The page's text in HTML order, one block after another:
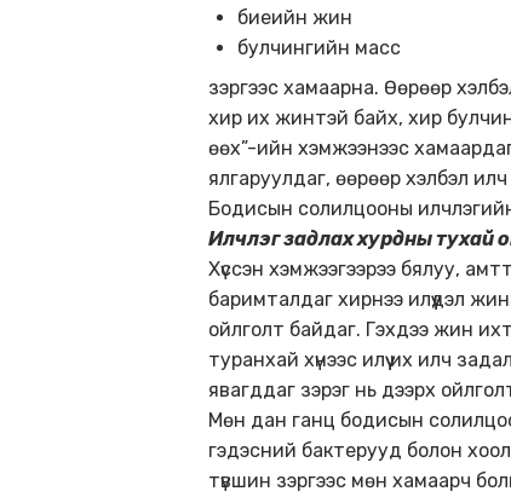
биеийн жин
булчингийн масс
зэргээс хамаарна. Өөрөөр
хир их жинтэй байх, хир
өөх”-ийн хэмжээнээс
ялгаруулдаг, өөрөөр хэлбэл
Бодисын солилцооны
Илчлэг задлах хурдны тухай
Хүссэн хэмжээгээрээ бялуу,
баримталдаг хирнээ илүүдэл
ойлголт байдаг. Гэхдээ жин
туранхай хүнээс илүү их илч
явагддаг зэрэг нь дээрх
Мөн дан ганц бодисын
гэдэсний бактерууд болон
түвшин зэргээс мөн хамаарч